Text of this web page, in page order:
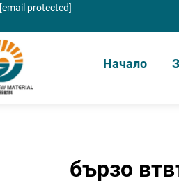
[email protected]
Начало
бързо